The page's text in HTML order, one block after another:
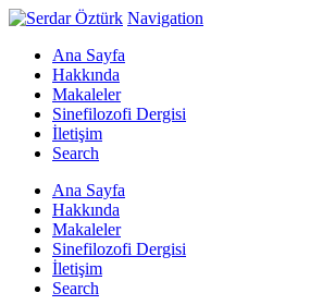
Navigation
Ana Sayfa
Hakkında
Makaleler
Sinefilozofi Dergisi
İletişim
Search
Ana Sayfa
Hakkında
Makaleler
Sinefilozofi Dergisi
İletişim
Search